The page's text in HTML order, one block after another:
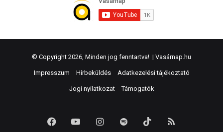
© Copyright 2026, Minden jog fenntartva! | Vasárnap.hu
Impresszum Hírbeküldés Adatkezelési tájékoztató
Jogi nyilatkozat Támogatók
FacebookYouTubeInstagram
Spotify TikTok